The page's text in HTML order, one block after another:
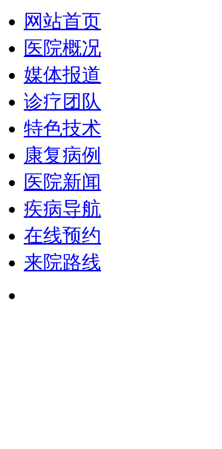
网站首页
医院概况
媒体报道
诊疗团队
特色技术
康复病例
医院新闻
疾病导航
在线预约
来院路线